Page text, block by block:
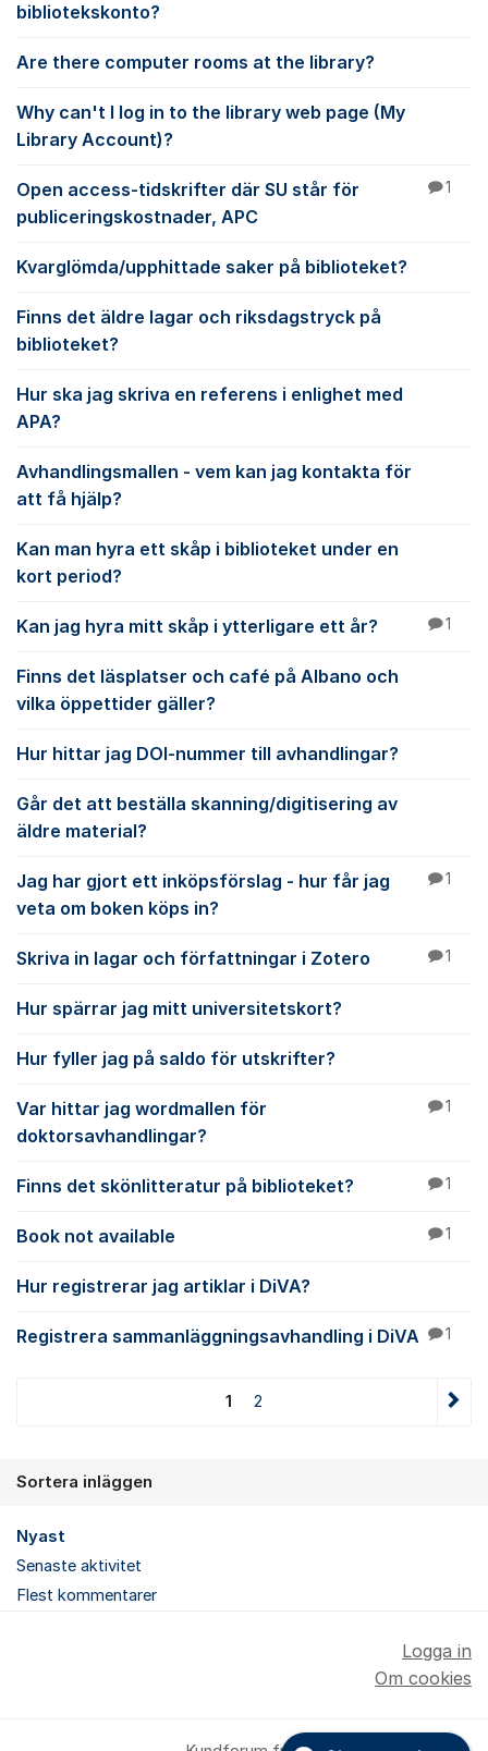
bibliotekskonto?
Are there computer rooms at the library?
Why can't I log in to the library web page (My
Library Account)?
Open access-tidskrifter där SU står för
publiceringskostnader, APC
1
Kvarglömda/upphittade saker på biblioteket?
Finns det äldre lagar och riksdagstryck på
biblioteket?
Hur ska jag skriva en referens i enlighet med
APA?
Avhandlingsmallen - vem kan jag kontakta för
att få hjälp?
Kan man hyra ett skåp i biblioteket under en
kort period?
Kan jag hyra mitt skåp i ytterligare ett år? 1
Finns det läsplatser och café på Albano och
vilka öppettider gäller?
Hur hittar jag DOI-nummer till avhandlingar?
Går det att beställa skanning/digitisering av
äldre material?
Jag har gjort ett inköpsförslag - hur får jag
veta om boken köps in?
1
Skriva in lagar och författningar i Zotero 1
Hur spärrar jag mitt universitetskort?
Hur fyller jag på saldo för utskrifter?
Var hittar jag wordmallen för
doktorsavhandlingar?
1
Finns det skönlitteratur på biblioteket? 1
Book not available 1
Hur registrerar jag artiklar i DiVA?
Registrera sammanläggningsavhandling i DiVA 1
1 2
Sortera inläggen
Nyast
Senaste aktivitet
Flest kommentarer
Logga in
Om cookies